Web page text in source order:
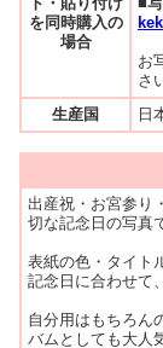
を同時購入の
場合
お
さ
生産国
日
出産祝・お宮参り
切な記念日の写真
表紙の色・タイト
記念日に合わせて
自分用はもちろん
バムとしても大人